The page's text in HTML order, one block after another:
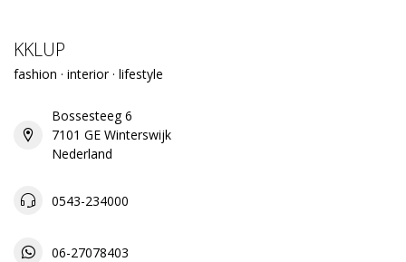
KKLUP
fashion · interior · lifestyle
Bossesteeg 6
7101 GE Winterswijk
Nederland
0543-234000
06-27078403